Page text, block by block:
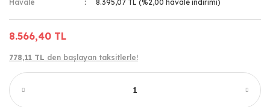
Havale
8.395,07 TL (%2,00 havale indirimi)
8.566,40 TL
778,11 TL den başlayan taksitlerle!